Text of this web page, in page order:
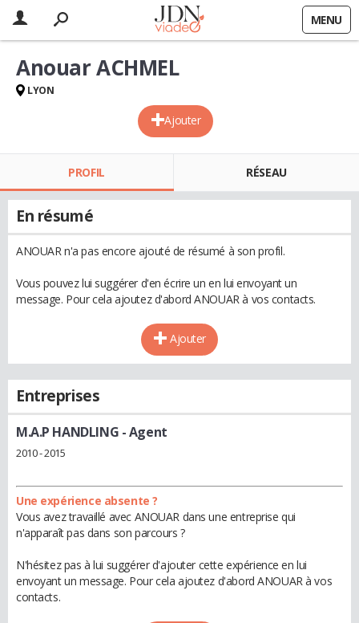
MENU
Ajouter
Anouar ACHMEL
LYON
PROFIL RÉSEAU
En résumé
ANOUAR n'a pas encore ajouté de résumé à son profil.
Vous pouvez lui suggérer d'en écrire un en lui envoyant un
message. Pour cela ajoutez d'abord ANOUAR à vos contacts.
Ajouter
Entreprises
M.A.P HANDLING - Agent
2010 - 2015
Une expérience absente ?
Vous avez travaillé avec ANOUAR dans une entreprise qui
n'apparaît pas dans son parcours ?
N'hésitez pas à lui suggérer d'ajouter cette expérience en lui
envoyant un message. Pour cela ajoutez d'abord ANOUAR à vos
contacts.